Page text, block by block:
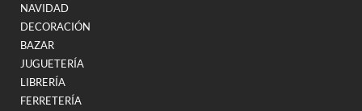
NAVIDAD
DECORACIÓN
BAZAR
JUGUETERÍA
LIBRERÍA
FERRETERÍA